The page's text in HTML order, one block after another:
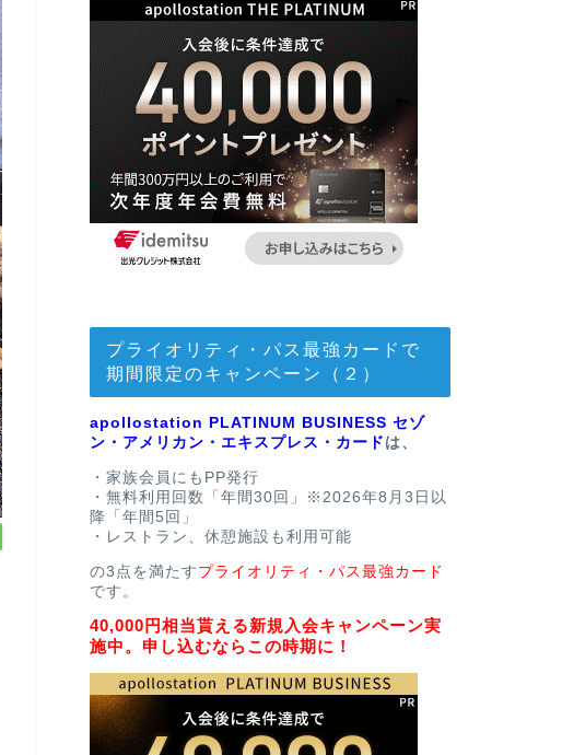
プライオリティ・パス最強カードで
期間限定のキャンペーン（２）
apollostation PLATINUM BUSINESS セゾ
ン・アメリカン・エキスプレス・カード は、
・家族会員にもPP発行
・無料利用回数「年間30回」※2026年8月3日以
降「年間5回」
・レストラン、休憩施設も利用可能
の3点を満たす プライオリティ・パス最強カード
です。
40,000円相当貰える新規入会キャンペーン実
施中。申し込むならこの時期に！